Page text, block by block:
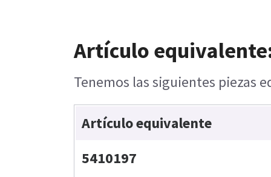
Artículo
Tenemos las siguientes piezas
Artículo equivalente
5410197